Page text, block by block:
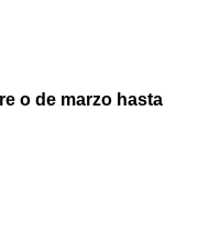
o de marzo hasta